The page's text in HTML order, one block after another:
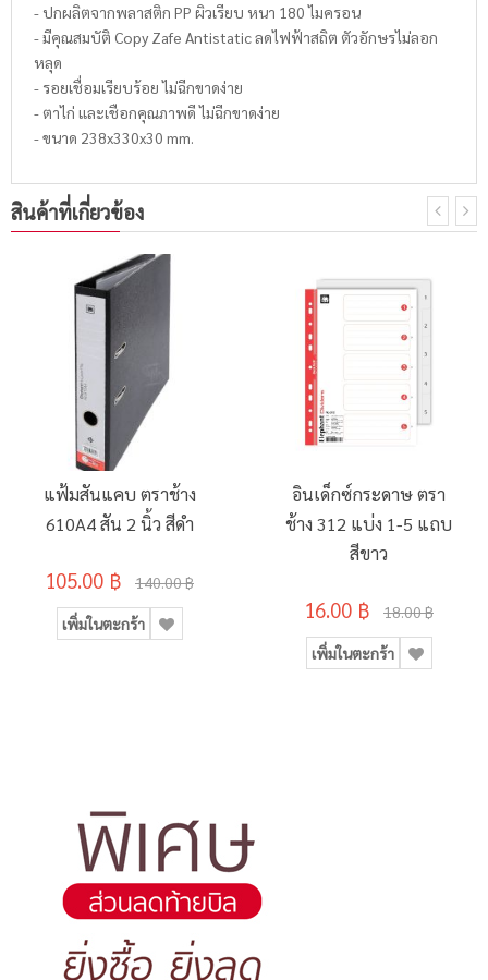
- ปกผลิตจากพลาสติก PP ผิวเรียบ หนา 180 ไมครอน
- มีคุณสมบัติ Copy Zafe Antistatic ลดไฟฟ้าสถิต ตัวอักษรไม่ลอก
หลุด
- รอยเชื่อมเรียบร้อย ไม่ฉีกขาดง่าย
- ตาไก่ และเชือกคุณภาพดี ไม่ฉีกขาดง่าย
- ขนาด 238x330x30 mm.
สินค้าที่เกี่ยวข้อง
แฟ้มสันแคบ ตราช้าง
610A4 สัน 2 นิ้ว สีดำ
105.00 ฿ 140.00 ฿
เพิ่มในตะกร้า
อินเด็กซ์กระดาษ ตรา
ช้าง 312 แบ่ง 1-5 แถบ
สีขาว
16.00 ฿ 18.00 ฿
เพิ่มในตะกร้า